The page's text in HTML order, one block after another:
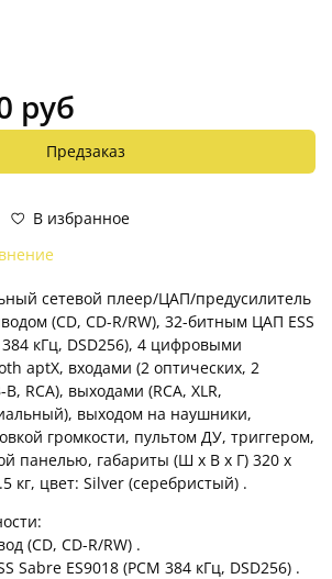
В избранное
руб
Предзаказ
сетевой плеер/ЦАП/предусилитель
(CD, CD-R/RW), 32-битным ЦАП ESS
384 кГц, DSD256), 4 цифровыми
aptX, входами (2 оптических, 2
RCA), выходами (RCA, XLR,
выходом на наушники,
громкости, пультом ДУ, триггером,
панелью, габариты (Ш x В x Г) 320 x
кг, цвет: Silver (серебристый) .
(CD, CD-R/RW) .
Sabre ES9018 (PCM 384 кГц, DSD256) .